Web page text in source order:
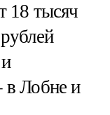
18 тысяч
в Лобне и